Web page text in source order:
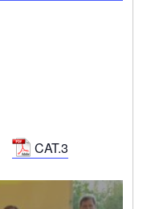
CAT.3